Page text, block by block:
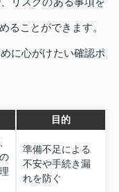
ることができます。
に心がけたい確認ポ
目的
準備不足による
不安や手続き漏
れを防ぐ